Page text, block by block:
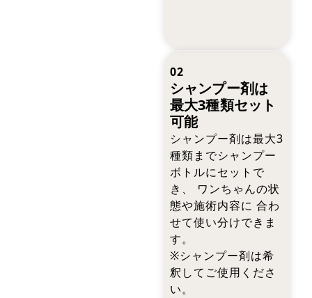
02
シャンプー剤は
最大3種類セット
可能
シャンプー剤は最大3
種類までシャンプー
ボトルにセットで
き、 ワンちゃんの状
態や施術内容に 合わ
せて使い分けできま
す。
※シャンプー剤は希
釈してご使用くださ
い。